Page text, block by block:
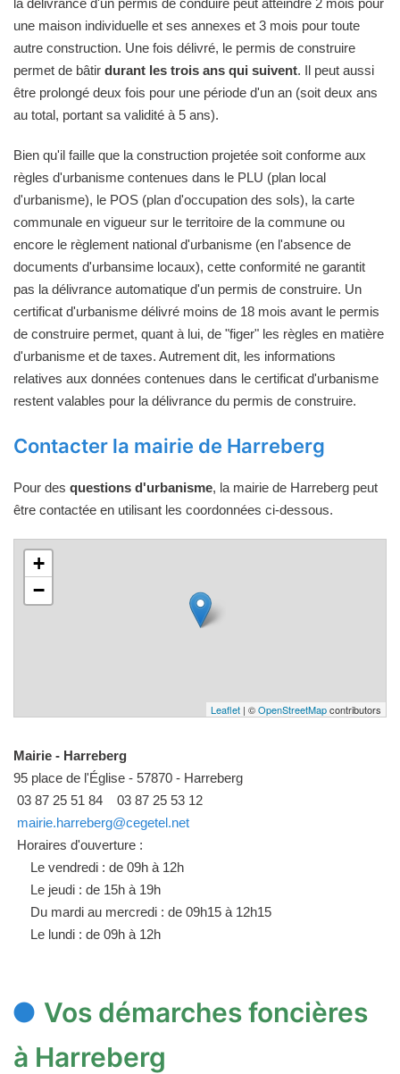
une maison individuelle et ses annexes et 3 mois pour toute
autre construction. Une fois délivré, le permis de construire
permet de bâtir durant les trois ans qui suivent. Il peut aussi
être prolongé deux fois pour une période d'un an (soit deux ans
au total, portant sa validité à 5 ans).
Bien qu'il faille que la construction projetée soit conforme aux
règles d'urbanisme contenues dans le PLU (plan local
d'urbanisme), le POS (plan d'occupation des sols), la carte
communale en vigueur sur le territoire de la commune ou
encore le règlement national d'urbanisme (en l'absence de
documents d'urbansime locaux), cette conformité ne garantit
pas la délivrance automatique d'un permis de construire. Un
certificat d'urbanisme délivré moins de 18 mois avant le permis
de construire permet, quant à lui, de "figer" les règles en matière
d'urbanisme et de taxes. Autrement dit, les informations
relatives aux données contenues dans le certificat d'urbanisme
restent valables pour la délivrance du permis de construire.
Contacter la mairie de Harreberg
Pour des questions d'urbanisme, la mairie de Harreberg peut
être contactée en utilisant les coordonnées ci-dessous.
+
−
Leaflet | ©OpenStreetMapcontributors
Mairie - Harreberg
95 place de l'Église - 57870 - Harreberg
03 87 25 51 84
03 87 25 53 12
mairie.harreberg@cegetel.net
Horaires d'ouverture :
Le vendredi : de 09h à 12h
Le jeudi : de 15h à 19h
Du mardi au mercredi : de 09h15 à 12h15
Le lundi : de 09h à 12h
Vos démarches foncières
à Harreberg